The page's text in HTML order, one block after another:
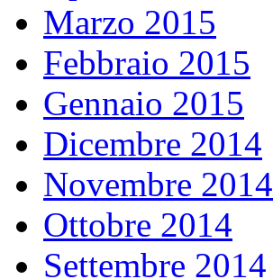
Marzo 2015
Febbraio 2015
Gennaio 2015
Dicembre 2014
Novembre 2014
Ottobre 2014
Settembre 2014